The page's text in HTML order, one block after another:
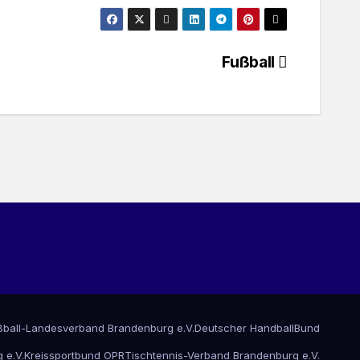
Fußball
Landesverband Brandenburg e.V.Deutscher HandballBund
e.V.Kreissportbund OPRTischtennis-Verband Brandenburg e.V.